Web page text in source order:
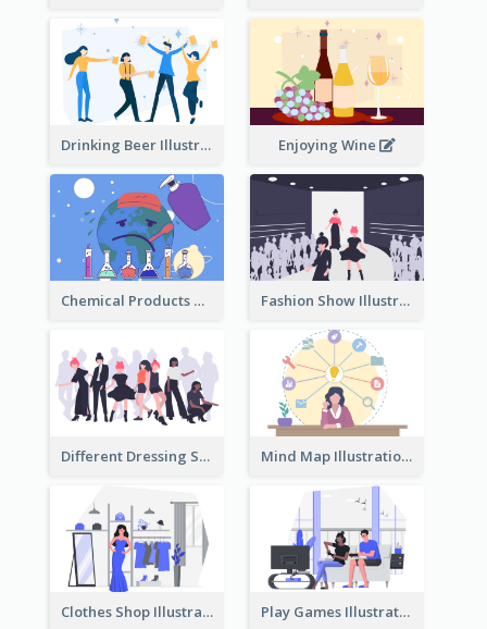
Drinking Beer Illustration Enjoying Wine
Chemical Products Hazarding The Earth Illustration Fashion Show Illustration
Different Dressing Style Illustration Mind Map Illustration
Clothes Shop Illustration Play Games Illustration